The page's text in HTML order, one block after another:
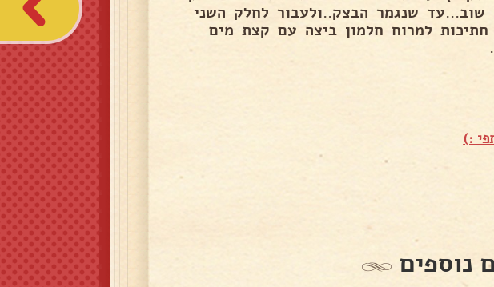
שנגמר הבצק..ולעבור לחלק השני
של הבצק...לרדד דק כמובן...יוצא 10 חתיכות למרוח חלמון ביצה עם קצת מים
:)
נוספים